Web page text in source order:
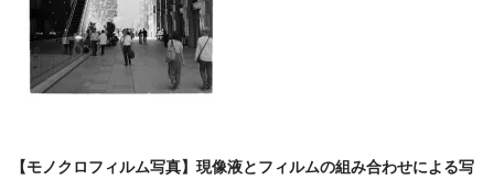
【モノクロフィルム写真】現像液とフィルムの組み合わせによる写